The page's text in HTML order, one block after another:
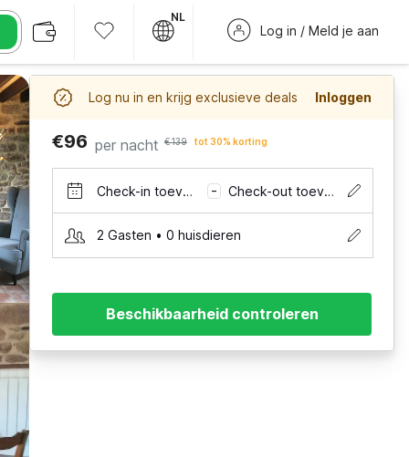
NL
Log in / Meld je aan
Log nu in en krijg exclusieve deals Inloggen
€96 per nacht €139 tot 30% korting
Check-in toevoegen – Check-out toevoegen
2 Gasten • 0 huisdieren
Beschikbaarheid controleren